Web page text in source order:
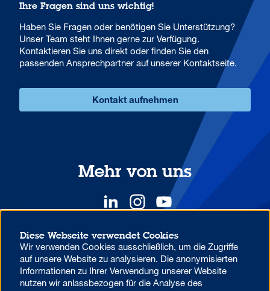
Ihre Fragen sind uns wichtig!
Haben Sie Fragen oder benötigen Sie Unterstützung?
Unser Team steht Ihnen gerne zur Verfügung.
Kontaktieren Sie uns direkt oder finden Sie den
passenden Ansprechpartner auf unserer Kontaktseite.
Kontakt aufnehmen
Mehr von uns
YOUR COMPETITIVE ADVANTAGE.
Diese Webseite verwendet Cookies
Wir verwenden Cookies ausschließlich, um die Zugriffe
auf unsere Website zu analysieren. Die anonymisierten
Informationen zu Ihrer Verwendung unserer Website
nutzen wir anlassbezogen für die Analyse des